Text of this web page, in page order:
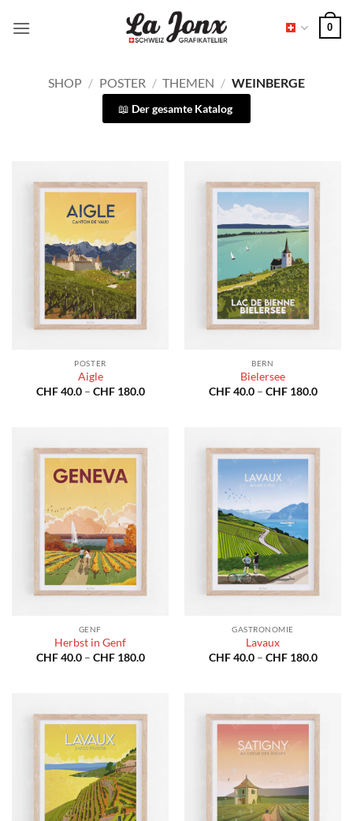
Inhalt
0
SHOP / POSTER / THEMEN / WEINBERGE
Der gesamte Katalog
POSTER
Aigle
CHF40.0 – CHF180.0Preisspanne:
BERN
Bielersee
CHF40.0 – CHF180.0
GENF
Herbst in Genf
CHF40.0 – CHF180.0Preisspanne:
GASTRONOMIE
Lavaux
CHF40.0 – CHF180.0